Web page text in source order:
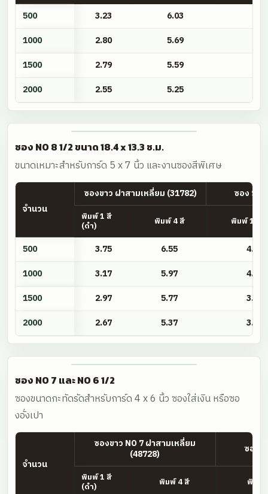
ซอง
ขนาด
23.5
10.8
500 3.23 6.03
1000
2.80 5.69
1500
2.79 5.59
2000
2.55 5.25
ซอง NO 8 1/2 ขนาด 18.4 x 13.3 ซ.ม.
ขนาดเหมาะสำหรับการ์ด 5 x 7 นิ้ว และงานซองสีพิเศษ
ซอง
1/2
ขนาด
จำนวน
ซองขาว ฝาสามเหลี่ยม (31782) ซอง SQ
พิมพ์ 1 สี
(ดำ) พิมพ์ 4 สี พิมพ์ 1 สี
500 3.75 6.55
4.75
1000
3.17 5.97
4.17
1500
2.97 5.77
3.97
2000
2.67 5.37 3.67
ซอง NO 7 และ NO 6 1/2
ซองขนาดกะทัดรัดสำหรับการ์ด 4 x 6 นิ้ว ซองใส่เงิน หรือซอ
งอั่งเปา
จำนวน
ซองขาว NO 7 ฝาสามเหลี่ยม
(48728) ซองข
พิมพ์ 1 สี
(ดำ) พิมพ์ 4 สี พิมพ์